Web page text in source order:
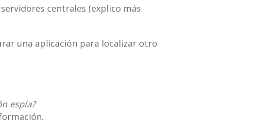
centrales (explico más
una aplicación para localizar otro
espía?